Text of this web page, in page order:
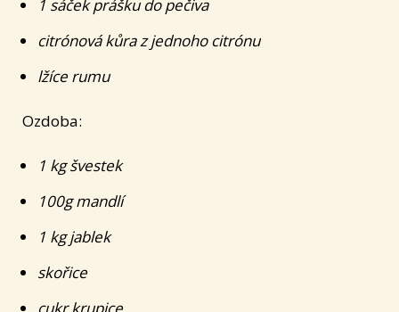
1 sáček prášku do pečiva
citrónová kůra z jednoho citrónu
lžíce rumu
Ozdoba:
1 kg švestek
100g mandlí
1 kg jablek
skořice